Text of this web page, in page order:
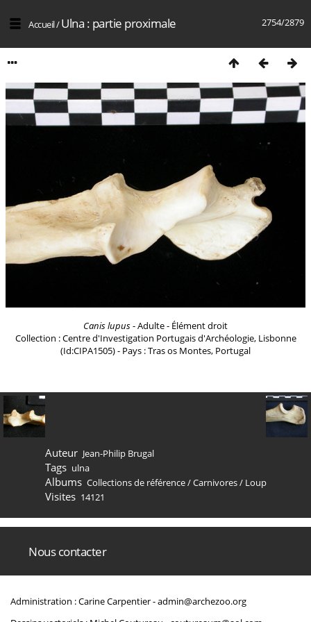
2754/2879
Accueil/Ulna : partie proximale
Canis lupus- Adulte - Élément droit
Collection : Centre d'Investigation Portugais d'Archéologie, Lisbonne
(Id:CIPA1505) - Pays : Tras os Montes, Portugal
Auteur Jean-Philip Brugal
Tags ulna
Albums Collections de référence/Carnivores/ Loup
Visites 14121
Nous contacter
Administration : Carine Carpentier -admin@archezoo.org